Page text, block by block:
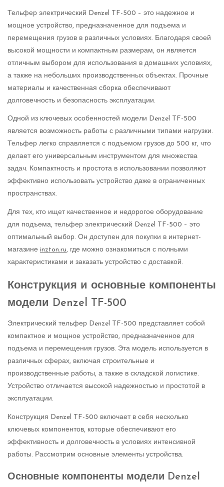
Тельфер электрический Denzel TF-500 – это надежное и
мощное устройство, предназначенное для подъема и
перемещения грузов в различных условиях. Благодаря своей
высокой мощности и компактным размерам, он является
отличным выбором для использования в домашних условиях,
а также на небольших производственных объектах. Прочные
материалы и качественная сборка обеспечивают
долговечность и безопасность эксплуатации.
Одной из ключевых особенностей модели Denzel TF-500
является возможность работы с различными типами нагрузки.
Тельфер легко справляется с подъемом грузов до 500 кг, что
делает его универсальным инструментом для множества
задач. Компактность и простота в использовании позволяют
эффективно использовать устройство даже в ограниченных
пространствах.
Для тех, кто ищет качественное и недорогое оборудование
для подъема, тельфер электрический Denzel TF-500 – это
оптимальный выбор. Он доступен для покупки в интернет-
магазине inzton.ru, где можно ознакомиться с полными
характеристиками и заказать устройство с доставкой.
Конструкция и основные компоненты
модели Denzel TF-500
Электрический тельфер Denzel TF-500 представляет собой
компактное и мощное устройство, предназначенное для
подъема и перемещения грузов. Эта модель используется в
различных сферах, включая строительные и
производственные работы, а также в складской логистике.
Устройство отличается высокой надежностью и простотой в
эксплуатации.
Конструкция Denzel TF-500 включает в себя несколько
ключевых компонентов, которые обеспечивают его
эффективность и долговечность в условиях интенсивной
работы. Рассмотрим основные элементы устройства.
Основные компоненты модели Denzel